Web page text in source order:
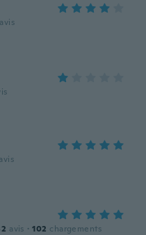
avis
avis
avis · 102 chargements